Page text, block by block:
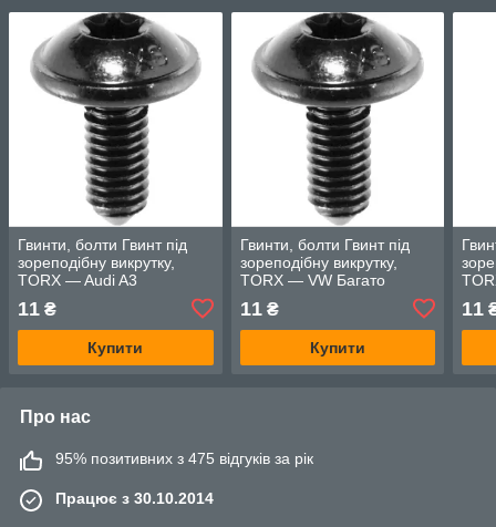
Гвинти, болти Гвинт під
зореподібну викрутку,
TORX — Audi A3
11 ₴
Купити
Гвинти, болти Гвинт під
зореподібну викрутку,
TORX — VW Багато
11₴
Купити
11
Про нас
95% позитивних з 475 відгуків за рік
Працює з 30.10.2014